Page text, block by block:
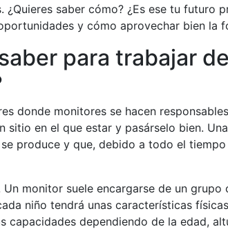
saber cómo? ¿Es ese tu futuro
y cómo aprovechar bien la
para trabajar
donde monitores se hacen
sitio en el que estar y pasárselo bien.
produce y que, debido a todo el
Un monitor suele encargarse de un grupo
niño tendrá unas características
capacidades dependiendo de la edad,